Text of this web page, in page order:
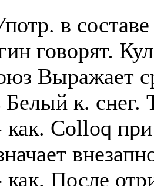
в
говорят.
Выражает
Белый к. снег.
как. Colloq
как. После